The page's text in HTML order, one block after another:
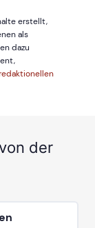
erstellt,
als
dazu
der